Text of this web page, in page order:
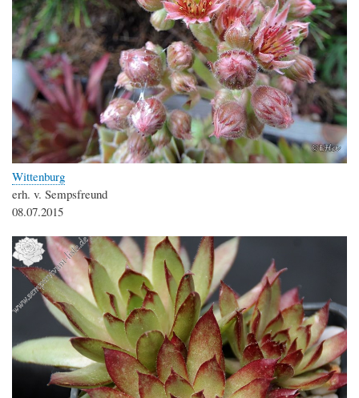
Wittenburg
erh. v. Sempsfreund
08.07.2015